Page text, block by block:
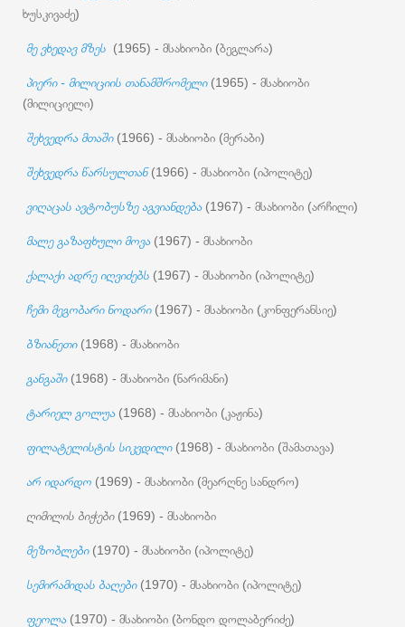
ხუსკივაძე)
მე ვხედავ მზეს (1965) - მსახიობი (ბეგლარა)
პიერი - მილიციის თანამშრომელი (1965) - მსახიობი
(მილიციელი)
შეხვედრა მთაში(1966) - მსახიობი (მერაბი)
შეხვედრა წარსულთან(1966) - მსახიობი (იპოლიტე)
ვიღაცას ავტობუსზე აგვიანდება(1967) - მსახიობი (არჩილი)
მალე გაზაფხული მოვა (1967) - მსახიობი
ქალაქი ადრე იღვიძებს (1967) - მსახიობი (იპოლიტე)
ჩემი მეგობარი ნოდარი(1967) - მსახიობი (კონფერანსიე)
ბზიანეთი(1968) - მსახიობი
განგაში(1968) - მსახიობი (ნარიმანი)
ტარიელ გოლუა(1968) - მსახიობი (კაჟინა)
ფილატელისტის სიკვდილი (1968) - მსახიობი (შამათავა)
არ იდარდო (1969) - მსახიობი (მეარღნე სანდრო)
ღიმილის ბიჭები(1969) - მსახიობი
მეზობლები(1970) - მსახიობი (იპოლიტე)
სემირამიდას ბაღები(1970) - მსახიობი (იპოლიტე)
ფეოლა(1970) - მსახიობი (ბონდო დოლაბერიძე)